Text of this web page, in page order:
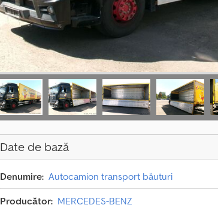
Date de bază
Denumire: Autocamion transport băuturi
Producător: MERCEDES-BENZ